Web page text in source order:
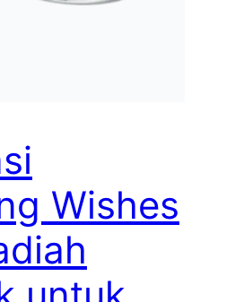
Wishes